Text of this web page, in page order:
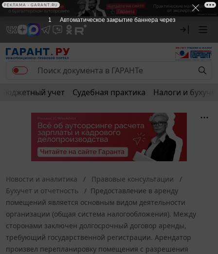
Бюджетный учет Судебная практика Налоги и
Новости и аналитика
Правовые консультации
Бухучет и отчетность
Предоставление в аренду
помещений является основным видом деятельности
организации (общая система налогообложения). Между
сторонами заключен долгосрочный договор аренды,
требующий государственной регистрации. Арендатор
произвел перепланировку помещения с разрешения
1 Автоматическое закрытие баннера через
РЕКЛАМА • GARANT.RU